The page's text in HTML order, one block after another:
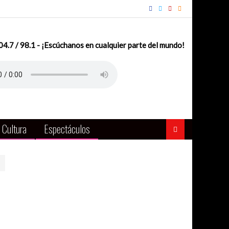
/ 98.1 - ¡Escúchanos en cualquier parte del mundo!
Cultura Espectáculos